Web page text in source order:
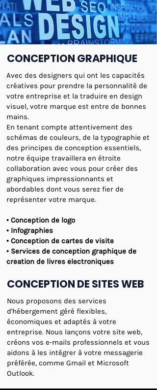
CONCEPTION GRAPHIQUE
Avec des designers qui ont les capacités
créatives pour prendre la personnalité de
votre entreprise et la traduire en design
visuel, votre marque est entre de bonnes
mains.
En tenant compte attentivement des
schémas de couleurs, de la typographie et
des principes de conception essentiels,
notre équipe travaillera en étroite
collaboration avec vous pour créer des
graphiques impressionnants et
abordables dont vous serez fier de
représenter votre marque.
• Conception de logo
• Infographies
• Conception de cartes de visite
• Services de conception graphique de
création de livres électroniques
CONCEPTION DE SITES WEB
Nous proposons des services
d'hébergement géré flexibles,
économiques et adaptés à votre
entreprise. Nous lançons votre site web,
créons vos e-mails professionnels et vous
aidons à les intégrer à votre messagerie
préférée, comme Gmail et Microsoft
Outlook.